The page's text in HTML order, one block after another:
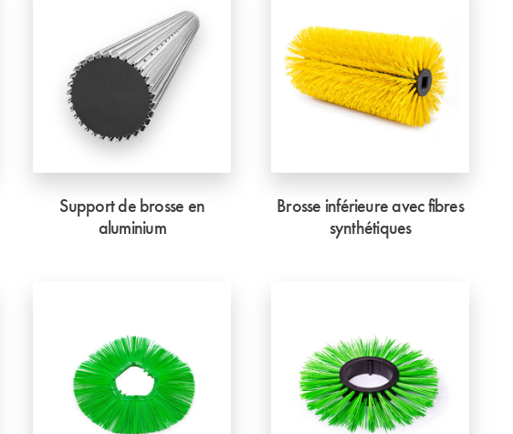
Support de brosse en
aluminium
Brosse inférieure avec fibres
synthétiques